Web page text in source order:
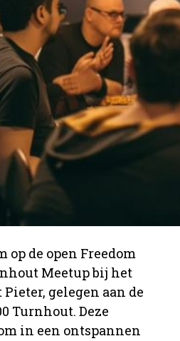
op de open Freedom
Meetup bij het
gelegen aan de
Turnhout. Deze
in een ontspannen